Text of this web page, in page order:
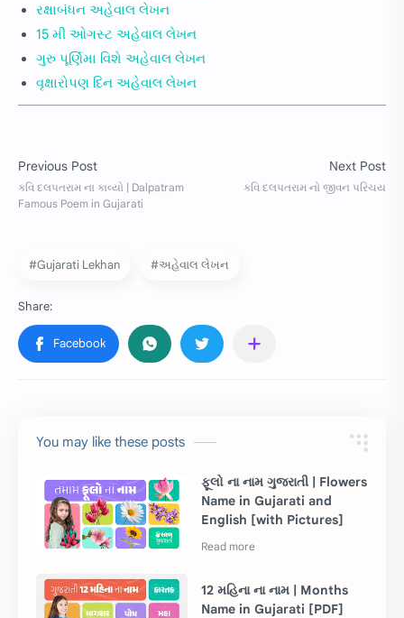
રક્ષાબંધન અહેવાલ લેખન
15 મી ઓગસ્ટ અહેવાલ લેખન
ગુરુ પૂર્ણિમા વિશે અહેવાલ લેખન
વૃક્ષારોપણ દિન અહેવાલ લેખન
#Gujarati Lekhan #અહેવાલ લેખન
You may like these posts
ફૂલો ના નામ ગુજરાતી | Flowers
Name in Gujarati and
English [with Pictures]
12 મહિના ના નામ | Months
Name in Gujarati [PDF]